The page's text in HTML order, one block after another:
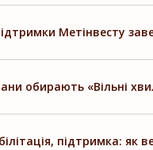
Метінвесту
обирають «Вільні
підтримка: як